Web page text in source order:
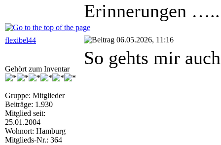
Erinnerungen …..
flexibel44 06.05.2026, 11:16
Gehört zum Inventar
Gruppe: Mitglieder
Beiträge: 1.930
Mitglied seit:
25.01.2004
Wohnort: Hamburg
Mitglieds-Nr.: 364
So gehts mir